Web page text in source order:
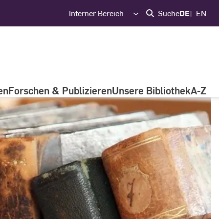
Interner Bereich SucheDE EN
Forschen & PublizierenUnsere BibliothekA-Z